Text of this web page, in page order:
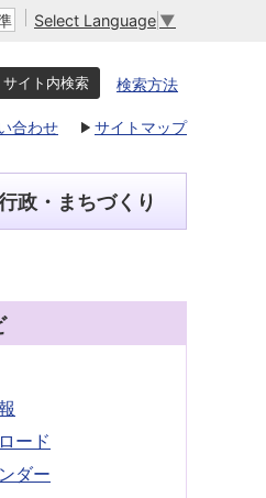
Select Language ▼
検索方法
合わせ サイトマップ
政・まちづくり
ード
ダー